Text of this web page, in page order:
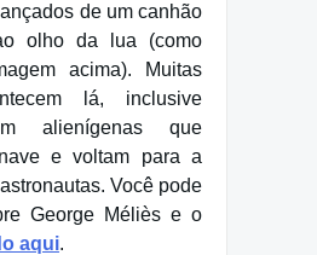
de um canhão
olho da lua (como
acima). Muitas
lá, inclusive
alienígenas que
e voltam para a
Você pode
George Méliès e o
aqui.